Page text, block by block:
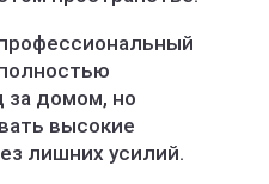
за домом, но
высокие
лишних усилий.